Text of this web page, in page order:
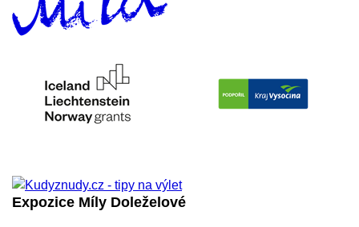
Expozice Míly Doleželové